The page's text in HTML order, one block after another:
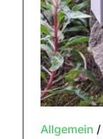
Allgemein /